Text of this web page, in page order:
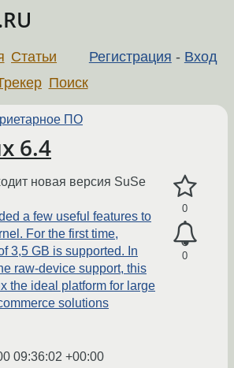
Регистрация - Вход
Статьи
Поиск
ПО
6.4
0
0
новая версия SuSe
a few useful features to
For the first time,
3,5 GB is supported. In
raw-device support, this
the ideal platform for large
solutions
09:36:02 +00:00